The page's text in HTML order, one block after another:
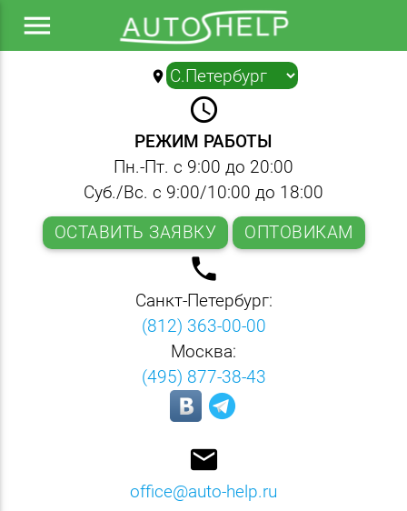
menu
location_on ▼
query_builder
РЕЖИМ РАБОТЫ
Пн.-Пт. с 9:00 до 20:00
Суб./Вс. с 9:00/10:00 до 18:00
ОСТАВИТЬ ЗАЯВКУ
ОПТОВИКАМ
local_phone
Санкт-Петербург:
(812) 363-00-00
Москва:
(495) 877-38-43
email
office@auto-help.ru